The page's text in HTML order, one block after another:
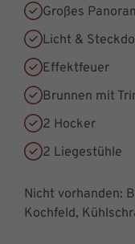
Großes
Licht &
Effektfeuer
Brunnen mit
2 Hocker
2 Liegestühle
Nicht vorhanden:
Kochfeld,